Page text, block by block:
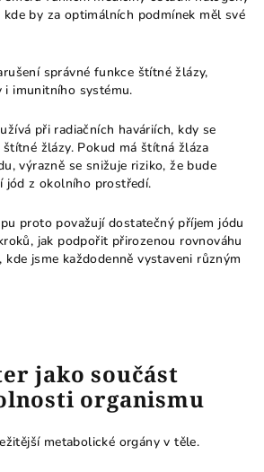
by za optimálních podmínek měl své
správné funkce štítné žlázy,
i imunitního systému.
při radiačních haváriích, kdy se
žlázy. Pokud má štítná žláza
výrazně se snižuje riziko, že bude
jód z okolního prostředí.
proto považují dostatečný příjem jódu
jak podpořit přirozenou rovnováhu
jsme každodenně vystaveni různým
jako součást
organismu
metabolické orgány v těle.